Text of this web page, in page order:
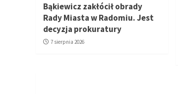
Bąkiewicz zakłócił obrady
Rady Miasta w Radomiu. Jest
decyzja prokuratury
7 sierpnia 2026